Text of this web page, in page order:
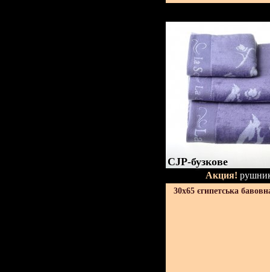
CJP-бузкове
Акция!
30х65 єгипетська